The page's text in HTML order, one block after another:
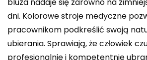
bluza nadaje się zarówno na
dni. Kolorowe stroje medyczne
pracownikom podkreślić swoją
ubierania. Sprawiają, że człowiek
profesjonalnie i kompetentnie